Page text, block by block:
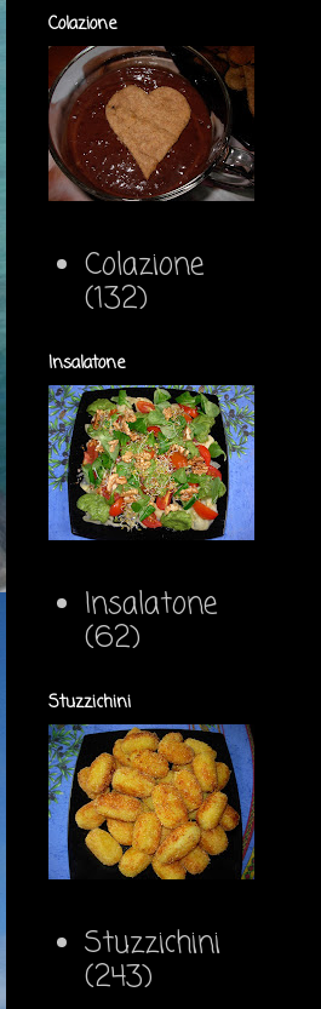
Colazione
Colazione
(132)
Insalatone
Insalatone
(62)
Stuzzichini
Stuzzichini
(243)